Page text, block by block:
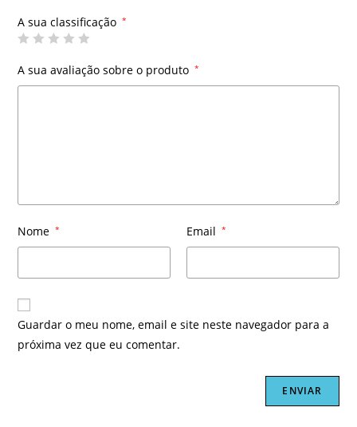
A sua classificação *
A sua avaliação sobre o produto *
Nome * Email *
Guardar o meu nome, email e site neste navegador para a
próxima vez que eu comentar.